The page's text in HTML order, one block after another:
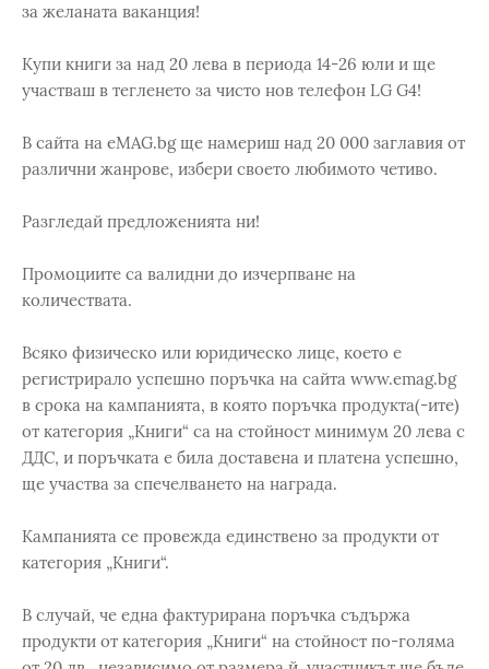
за желаната ваканция!
Купи книги за над 20 лева в периода 14-26 юли и ще
участваш в тегленето за чисто нов телефон LG G4!
В сайта на eMAG.bg ще намериш над 20 000 заглавия от
различни жанрове, избери своето любимото четиво.
Разгледай предложенията ни!
Промоциите са валидни до изчерпване на
количествата.
Всяко физическо или юридическо лице, което е
регистрирало успешно поръчка на сайта www.emag.bg
в срока на кампанията, в която поръчка продукта(-ите)
от категория „Книги“ са на стойност минимум 20 лева с
ДДС, и поръчката е била доставена и платена успешно,
ще участва за спечелването на награда.
Кампанията се провежда единствено за продукти от
категория „Книги“.
В случай, че една фактурирана поръчка съдържа
продукти от категория „Книги“ на стойност по-голяма